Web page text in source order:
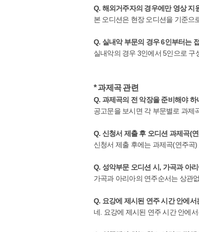
Q. 해외거주자의 경우에만 영상 지
본 오디션은 현장 오디션을 기준으
Q. 실내악 부문의 경우 6인부터는
실내악의 경우 3인에서 5인으로 구
* 과제곡 관련
Q. 과제곡의 전 악장을 준비해야 하
공고문을 보시면 각 부문별로 과제
Q. 신청서 제출 후 오디션 과제곡(
신청서 제출 후에는 과제곡(연주곡
Q. 성악부문 오디션 시, 가곡과 아
가곡과 아리아의 연주순서는 상관
Q. 요강에 제시된 연주 시간 안에
네. 요강에 제시된 연주 시간 안에